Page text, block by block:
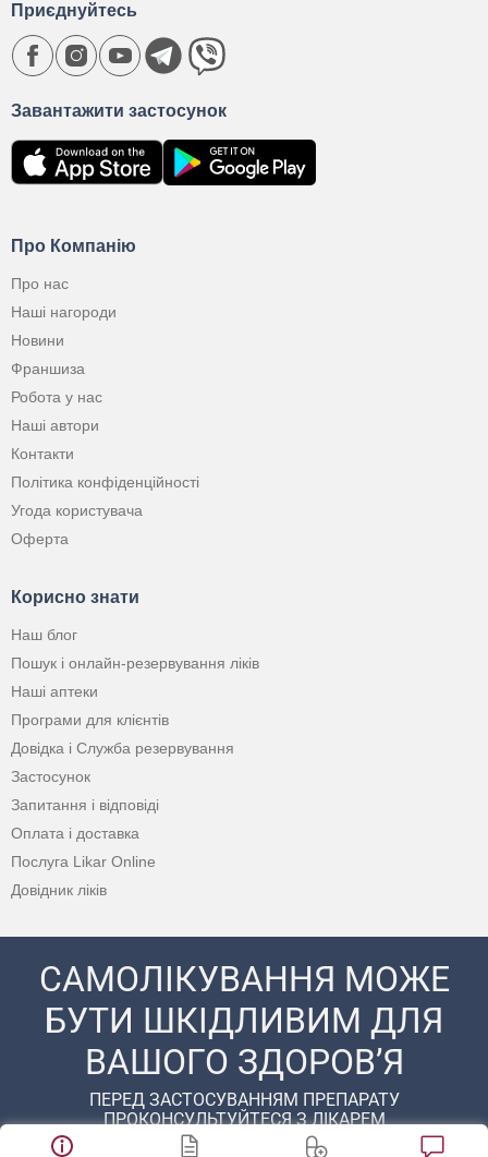
Про Компанію
Про нас
Наші нагороди
Новини
Франшиза
Робота у нас
Наші автори
Контакти
Політика конфіденційності
Угода користувача
Оферта
Корисно знати
Наш блог
Пошук і онлайн-резервування ліків
Наші аптеки
Програми для клієнтів
Довідка і Служба резервування
Застосунок
Запитання і відповіді
Оплата і доставка
Послуга Likar Online
Довідник ліків
Завантажити застосунок
Приєднуйтесь
САМОЛІКУВАННЯ МОЖЕ
БУТИ ШКІДЛИВИМ ДЛЯ
ВАШОГО ЗДОРОВ’Я
ПЕРЕД ЗАСТОСУВАННЯМ ПРЕПАРАТУ
ПРОКОНСУЛЬТУЙТЕСЯ З ЛІКАРЕМ
© 2020 - 2026 Аптека D.S. Усі права захищені